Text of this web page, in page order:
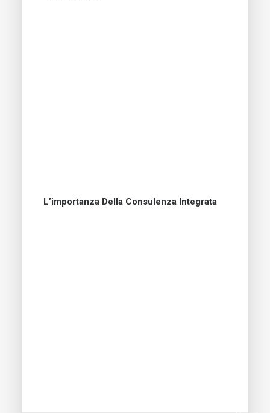
L’importanza Della Consulenza Integrata